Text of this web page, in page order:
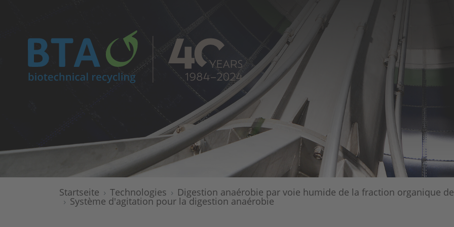
Startseite Technologies Digestion anaérobie par voie humide de la fraction organique
Système d'agitation pour la digestion anaérobie